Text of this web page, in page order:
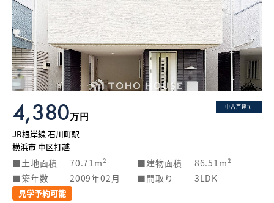
中古戸建て
4,380万円
JR根岸線 石川町駅
横浜市 中区打越
土地面積 70.71m² 建物面積
86.51m²
築年数
2009年02月 間取り 3LDK
見学予約可能